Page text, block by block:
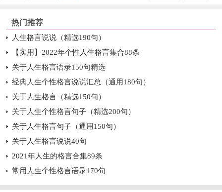
热门推荐
人生格言说说（精选190句）
【实用】2022年个性人生格言集合88条
关于人生格言语录150句精选
经典人生个性格言说说汇总（通用180句）
关于人生格言（精选150句）
关于人生个性格言句子（精选200句）
关于人生格言句子（通用150句）
关于人生格言说说40句
2021年人生的格言合集89条
常用人生个性格言语录170句